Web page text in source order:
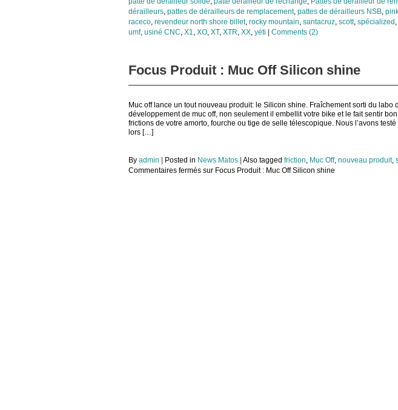
dérailleurs, pattes de dérailleurs de remplacement, pattes de dérailleurs NSB,
raceco, revendeur north shore billet, rocky mountain, santacruz, scott, spécialized ,
umf, usiné CNC, X1, XO, XT, XTR, XX, yéti Comments (2)
Focus Produit : Muc Off Silicon shine
Muc off lance un tout nouveau produit: le Silicon shine. Fraîchement sorti du labo
développement de muc off, non seulement il embellit votre bike et le fait sentir
frictions de votre amorto, fourche ou tige de selle télescopique. Nous l’avons
lors […]
By admin Posted in News Matos Also tagged friction, Muc Off, nouveau produit,
Commentaires fermés sur Focus Produit : Muc Off Silicon shine